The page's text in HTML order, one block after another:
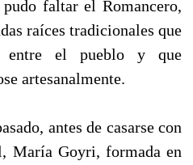
faltar el Romancero,
raíces tradicionales que
entre el pueblo y que
artesanalmente.
antes de casarse con
María Goyri, for­mada en